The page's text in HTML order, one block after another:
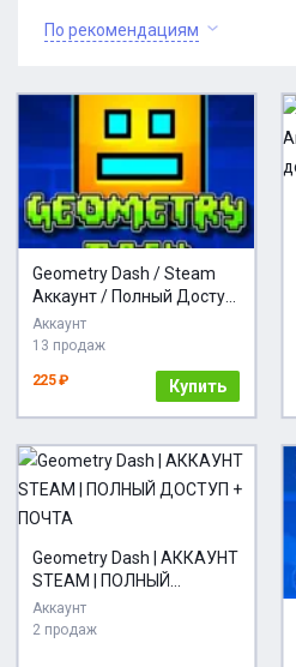
По рекомендациям
Geometry Dash / Steam
Аккаунт / Полный Доступ
/ + Gift
Аккаунт
13 продаж
225 ₽ Купить
Geometry Dash | АККАУНТ
STEAM | ПОЛНЫЙ
ДОСТУП + ПОЧТА
Аккаунт
2 продаж